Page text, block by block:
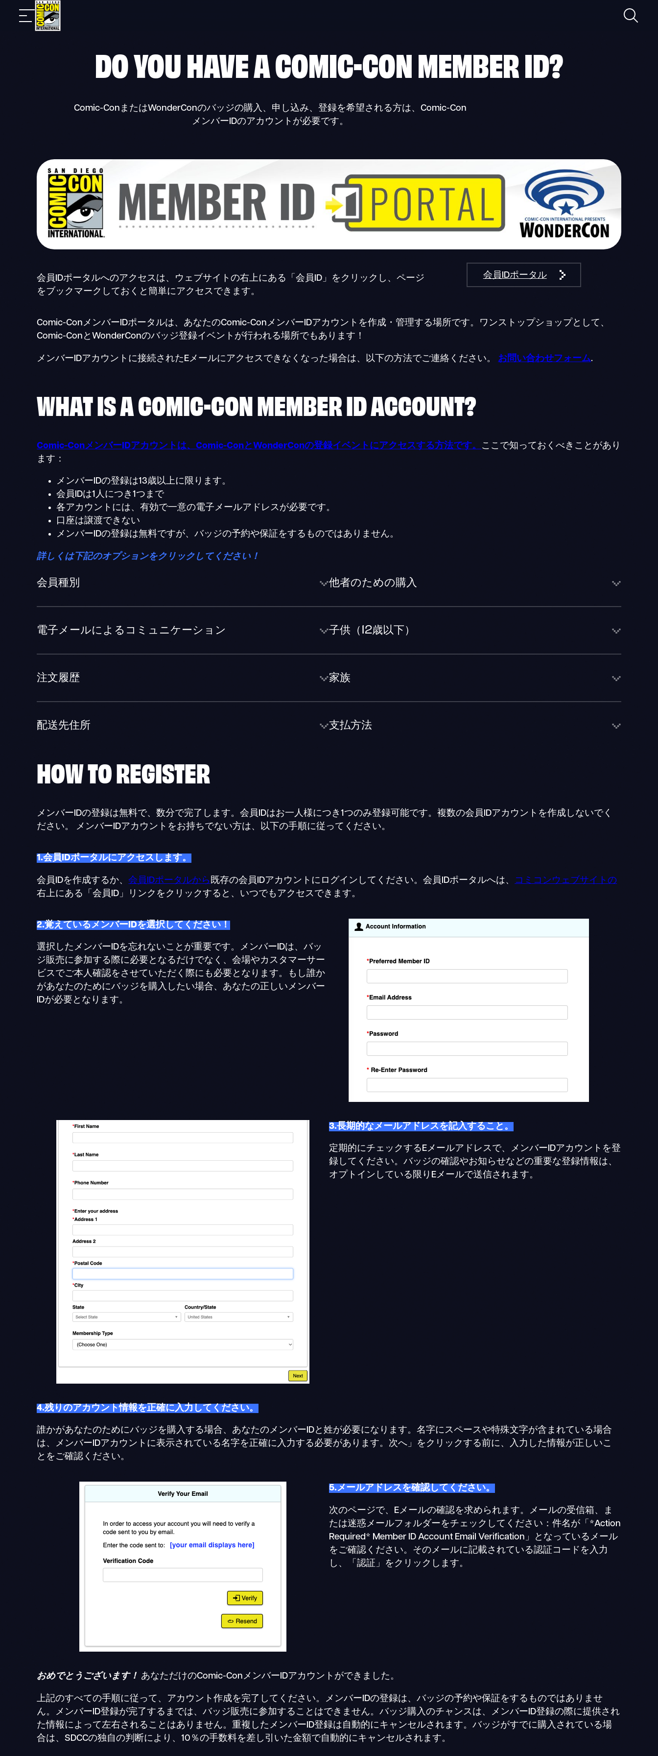
Skip
モ
検
DO YOU HAVE A COMIC-CONMEMBER ID?
Comic-ConまたはWonderConのバッジの購入、申し込み、登録を希望される方は、Comic-Con
メンバーIDのアカウントが必要です。
会員IDポータルへのアクセスは、ウェブサイトの右上にある「会員ID」をクリックし、ページ
をブックマークしておくと簡単にアクセスできます。
会員IDポータル
Comic-ConメンバーIDポータルは、あなたのComic-ConメンバーIDアカウントを作成・管理する場所です。ワンストップショップとして、
Comic-ConとWonderConのバッジ登録イベントが行われる場所でもあります！
メンバーIDアカウントに接続されたEメールにアクセスできなくなった場合は、以下の方法でご連絡ください。 お問い合わせフォーム.
WHAT IS A COMIC-CONMEMBER IDACCOUNT?
Comic-ConメンバーIDアカウントは、Comic-ConとWonderConの登録イベントにアクセスする方法です。 ここで知っておくべきことがあり
ます：
メンバーIDの登録は13歳以上に限ります。
会員IDは1人につき1つまで
各アカウントには、有効で一意の電子メールアドレスが必要です。
口座は譲渡できない
メンバーIDの登録は無料ですが、バッジの予約や保証をするものではありません。
詳しくは下記のオプションをクリックしてください！
会員種別
電子メールによるコミュニケーション
注文履歴
配送先住所
他者のための購入
子供（12歳以下）
家族
支払方法
HOW TOREGISTER
メンバーIDの登録は無料で、数分で完了します。会員IDはお一人様につき1つのみ登録可能です。複数の会員IDアカウントを作成しないでく
ださい。 メンバーIDアカウントをお持ちでない方は、以下の手順に従ってください。
1.会員IDポータルにアクセスします。
会員IDを作成するか、会員IDポータルから 既存の会員IDアカウントにログインしてください。会員IDポータルへは、
コミコンウェブサイトの
右上にある「会員ID」リンクをクリックすると、いつでもアクセスできます。
2.覚えているメンバーIDを選択してください！
選択したメンバーIDを忘れないことが重要です。メンバーIDは、バッ
ジ販売に参加する際に必要となるだけでなく、会場やカスタマーサー
ビスでご本人確認をさせていただく際にも必要となります。もし誰か
があなたのためにバッジを購入したい場合、あなたの正しいメンバー
IDが必要となります。
3.長期的なメールアドレスを記入すること。
定期的にチェックするEメールアドレスで、メンバーIDアカウントを登
録してください。バッジの確認やお知らせなどの重要な登録情報は、
オプトインしている限りEメールで送信されます。
4.残りのアカウント情報を正確に入力してください。
誰かがあなたのためにバッジを購入する場合、あなたのメンバーIDと姓が必要になります。名字にスペースや特殊文字が含まれている場合
は、メンバーIDアカウントに表示されている名字を正確に入力する必要があります。次へ」をクリックする前に、入力した情報が正しいこ
とをご確認ください。
5.メールアドレスを確認してください。
次のページで、Eメールの確認を求められます。メールの受信箱、ま
たは迷惑メールフォルダーをチェックしてください：件名が「*Action
Required* Member ID Account Email Verification」となっているメール
をご確認ください。そのメールに記載されている認証コードを入力
し、「認証」をクリックします。
おめでとうございます！ あなただけのComic-ConメンバーIDアカウントができました。
上記のすべての手順に従って、アカウント作成を完了してください。メンバーIDの登録は、バッジの予約や保証をするものではありませ
ん。メンバーID登録が完了するまでは、バッジ販売に参加することはできません。バッジ購入のチャンスは、メンバーID登録の際に提供され
た情報によって左右されることはありません。重複したメンバーID登録は自動的にキャンセルされます。バッジがすでに購入されている場
合は、SDCCの独自の判断により、10％の手数料を差し引いた金額で自動的にキャンセルされます。